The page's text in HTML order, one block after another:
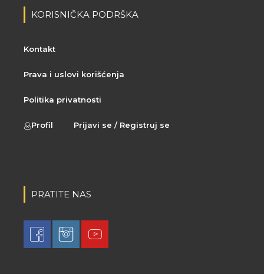
KORISNIČKA PODRŠKA
Kontakt
Prava i uslovi korišćenja
Politika privatnosti
Profil Prijavi se / Registruj se
PRATITE NAS